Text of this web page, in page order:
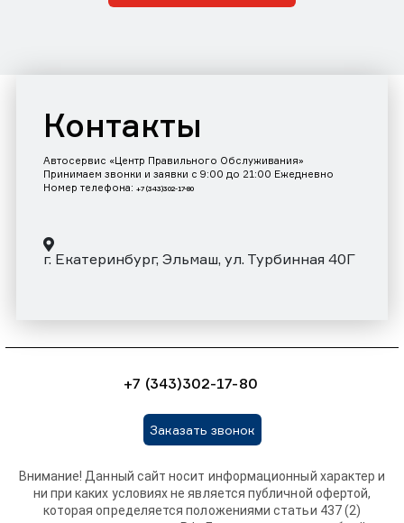
Контакты
Автосервис «Центр Правильного Обслуживания»
Принимаем звонки и заявки с 9:00 до 21:00 Ежедневно
Номер телефона: +7 (343)302-17-80
г. Екатеринбург, Эльмаш, ул. Турбинная 40Г
+7 (343)302-17-80
Заказать звонок
Внимание! Данный сайт носит информационный характер и
ни при каких условиях не является публичной офертой,
которая определяется положениями статьи 437 (2)